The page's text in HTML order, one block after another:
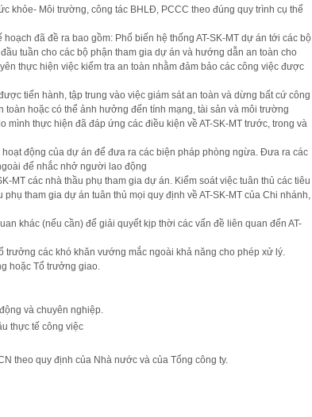
khỏe- Môi trường, công tác BHLĐ, PCCC theo đúng quy trình cụ thể
đã đề ra bao gồm: Phổ biến hệ thống AT-SK-MT dự án tới các bộ
tuần cho các bộ phận tham gia dự án và hướng dẫn an toàn cho
thực hiện việc kiểm tra an toàn nhằm đảm bảo các công việc được
tiến hành, tập trung vào việc giám sát an toàn và dừng bất cứ công
hoặc có thể ảnh hưởng đến tính mạng, tài sản và môi trường
mình thực hiện đã đáp ứng các điều kiện về AT-SK-MT trước, trong và
động của dự án để đưa ra các biện pháp phòng ngừa. Đưa ra các
để nhắc nhở người lao động
MT các nhà thầu phụ tham gia dự án. Kiểm soát việc tuân thủ các tiêu
tham gia dự án tuân thủ mọi quy định về AT-SK-MT của Chi nhánh,
khác (nếu cần) để giải quyết kịp thời các vấn đề liên quan đến AT-
trưởng các khó khăn vướng mắc ngoài khả năng cho phép xử lý.
hoặc Tổ trưởng giao.
và chuyên nghiệp.
thực tế công việc
theo quy định của Nhà nước và của Tổng công ty.